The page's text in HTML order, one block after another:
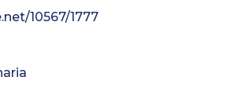
10567/1777